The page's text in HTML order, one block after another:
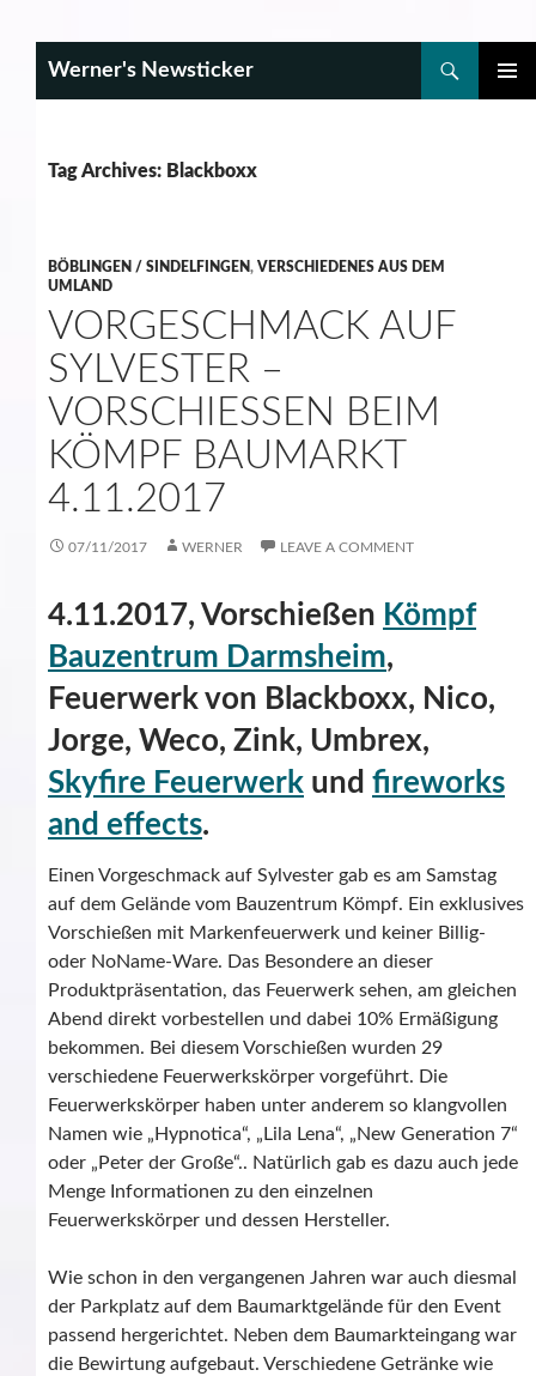
Werner's Newsticker
Tag Archives: Blackboxx
BÖBLINGEN / SINDELFINGEN, VERSCHIEDENES AUS DEM
UMLAND
VORGESCHMACK AUF
SYLVESTER –
VORSCHIESSEN BEIM K
ÖMPF BAUMARKT 4
.11.2017
07/11/2017 WERNER LEAVE A COMMENT
4.11.2017, Vorschießen Kömpf
Bauzentrum Darmsheim,
Feuerwerk von Blackboxx, Nico,
Jorge, Weco, Zink, Umbrex,
Skyfire Feuerwerk und fireworks
and effects.
Einen Vorgeschmack auf Sylvester gab es am Samstag
auf dem Gelände vom Bauzentrum Kömpf. Ein exklusives
Vorschießen mit Markenfeuerwerk und keiner Billig-
oder NoName-Ware. Das Besondere an dieser
Produktpräsentation, das Feuerwerk sehen, am gleichen
Abend direkt vorbestellen und dabei 10% Ermäßigung
bekommen. Bei diesem Vorschießen wurden 29
verschiedene Feuerwerkskörper vorgeführt. Die
Feuerwerkskörper haben unter anderem so klangvollen
Namen wie „Hypnotica“, „Lila Lena“, „New Generation 7“
oder „Peter der Große“.. Natürlich gab es dazu auch jede
Menge Informationen zu den einzelnen
Feuerwerkskörper und dessen Hersteller.
Wie schon in den vergangenen Jahren war auch diesmal
der Parkplatz auf dem Baumarktgelände für den Event
passend hergerichtet. Neben dem Baumarkteingang war
die Bewirtung aufgebaut. Verschiedene Getränke wie